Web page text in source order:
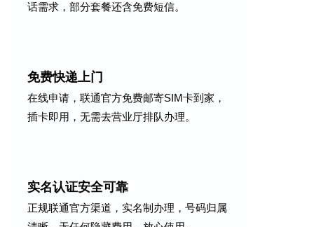
话需求，部分套餐还含免费短信。
免费快递上门
在线申请，联通官方免费邮寄SIM卡到家，
插卡即用，无需去营业厅排队办理。
实名认证安全可靠
正规联通官方渠道，实名制办理，号码归属